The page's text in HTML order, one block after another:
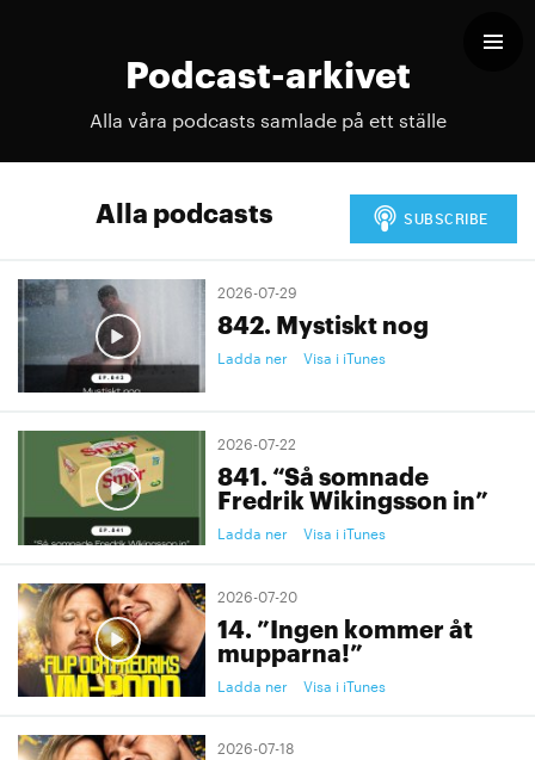
Podcast-arkivet
Alla våra podcasts samlade på ett ställe
Alla podcasts
2026-07-29
842. Mystiskt nog
Ladda ner Visa i iTunes
2026-07-22
841. “Så somnade
Fredrik Wikingsson in”
Ladda ner Visa i iTunes
2026-07-20
14. ”Ingen kommer åt
mupparna!”
Ladda ner Visa i iTunes
2026-07-18